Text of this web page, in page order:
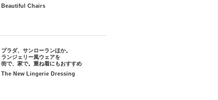
Beautiful Chairs
プラダ、サンローランほか。
ランジェリー風ウェアを
街で、家で。重ね着にもおすすめ
The New Lingerie Dressing